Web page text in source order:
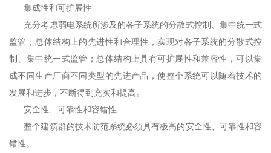
集成性和可扩展性
充分考虑弱电系统所涉及的各子系统的分散式控制、集中统一式
监管；总体结构上的先进性和合理性，实现对各子系统的分散式控
制、集中统一式监管；总体结构上具有可扩展性和兼容性，可以集
成不同生产厂商不同类型的先进产品，使整个系统可以随着技术的
发展和进步，不断得到充实和提高。
安全性、可靠性和容错性
整个建筑群的技术防范系统必须具有极高的安全性、可靠性和容
错性。